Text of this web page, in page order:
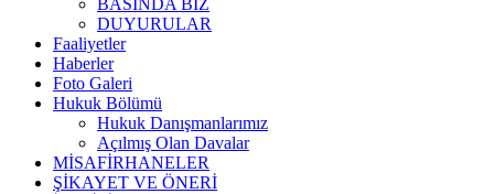
BASINDA BİZ
DUYURULAR
Faaliyetler
Haberler
Foto Galeri
Hukuk Bölümü
Hukuk Danışmanlarımız
Açılmış Olan Davalar
MİSAFİRHANELER
ŞİKAYET VE ÖNERİ